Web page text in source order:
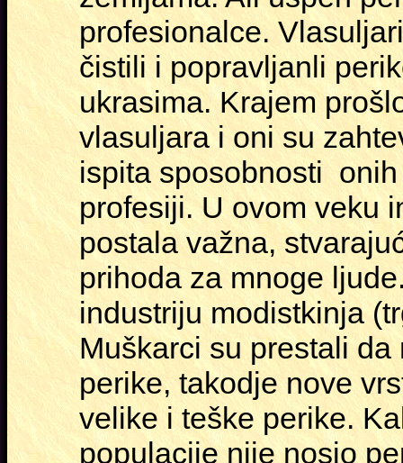
profesionalce.
čistili i popravljanli
ukrasima. Krajem
vlasuljara i oni su
ispita sposobnosti
profesiji. U ovom veku
postala važna,
prihoda za mnoge
industriju modistkinja
Muškarci su prestali
perike, takodje nove
velike i teške perike.
populacije nije nosio